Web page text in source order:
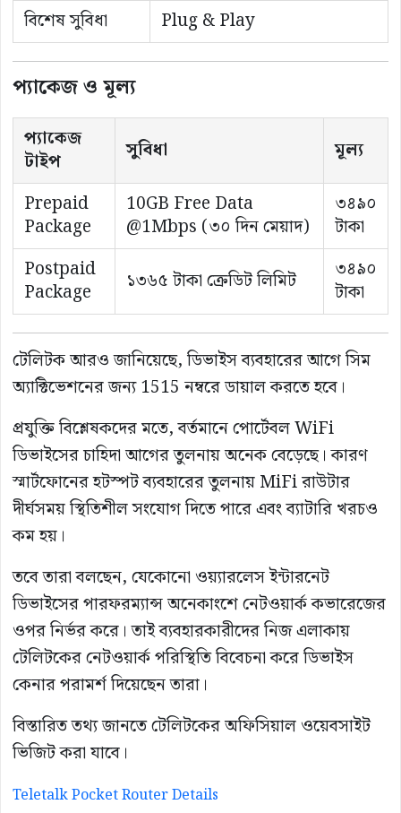
বিশেষ সুবিধা Plug & Play
প্যাকেজ ও মূল্য
প্যাকেজ
টাইপ
সুবিধা
মূল্য
Prepaid
Package
10GB Free Data
@1Mbps (৩০ দিন মেয়াদ)
৩৪৯০
টাকা
Postpaid
Package
১৩৬৫ টাকা ক্রেডিট লিমিট
৩৪৯০
টাকা
টেলিটক আরও জানিয়েছে, ডিভাইস ব্যবহারের আগে সিম
অ্যাক্টিভেশনের জন্য 1515 নম্বরে ডায়াল করতে হবে।
প্রযুক্তি বিশ্লেষকদের মতে, বর্তমানে পোর্টেবল WiFi
ডিভাইসের চাহিদা আগের তুলনায় অনেক বেড়েছে। কারণ
স্মার্টফোনের হটস্পট ব্যবহারের তুলনায় MiFi রাউটার
দীর্ঘসময় স্থিতিশীল সংযোগ দিতে পারে এবং ব্যাটারি খরচও
কম হয়।
তবে তারা বলছেন, যেকোনো ওয়্যারলেস ইন্টারনেট
ডিভাইসের পারফরম্যান্স অনেকাংশে নেটওয়ার্ক কভারেজের
ওপর নির্ভর করে। তাই ব্যবহারকারীদের নিজ এলাকায়
টেলিটকের নেটওয়ার্ক পরিস্থিতি বিবেচনা করে ডিভাইস
কেনার পরামর্শ দিয়েছেন তারা।
বিস্তারিত তথ্য জানতে টেলিটকের অফিসিয়াল ওয়েবসাইট
ভিজিট করা যাবে।
Teletalk Pocket Router Details